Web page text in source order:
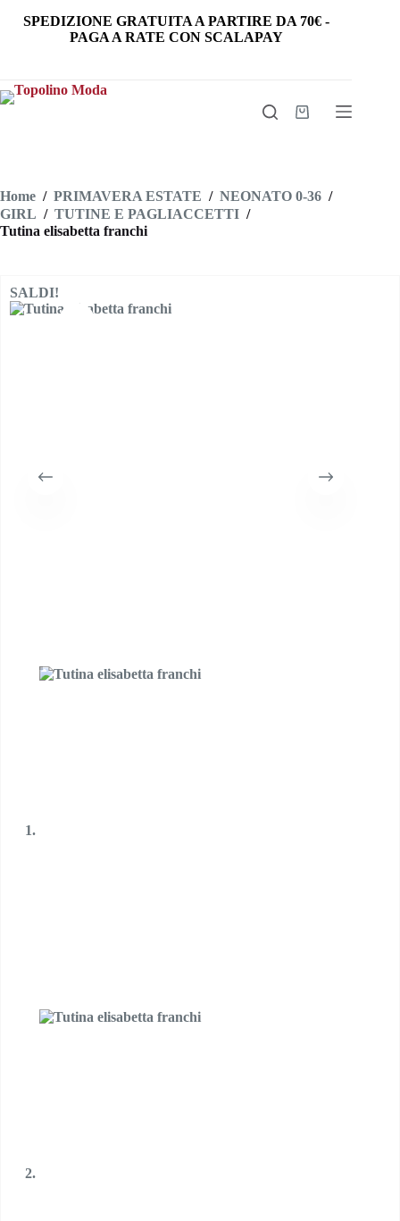
SPEDIZIONE GRATUITA A PARTIRE DA 70€ -
PAGA A RATE CON SCALAPAY
Carrello
Home / PRIMAVERA ESTATE / NEONATO 0-36 /
GIRL / TUTINE E PAGLIACCETTI /
Tutina elisabetta franchi
SALDI!